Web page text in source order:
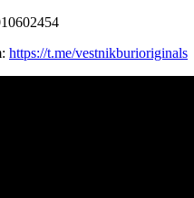
https://t.me/vestnikburioriginals